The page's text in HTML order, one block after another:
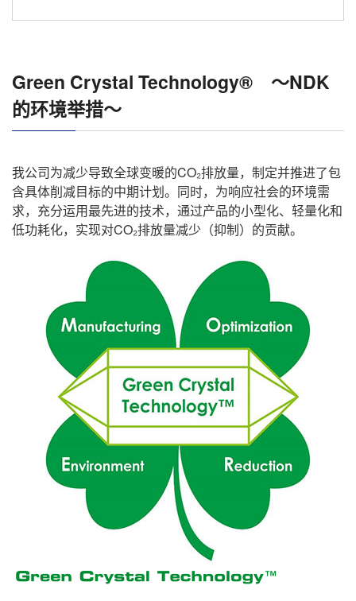
Green Crystal Technology® ～NDK
的环境举措～
我公司为减少导致全球变暖的CO₂排放量，制定并推进了包
含具体削减目标的中期计划。同时，为响应社会的环境需
求，充分运用最先进的技术，通过产品的小型化、轻量化和
低功耗化，实现对CO₂排放量减少（抑制）的贡献。